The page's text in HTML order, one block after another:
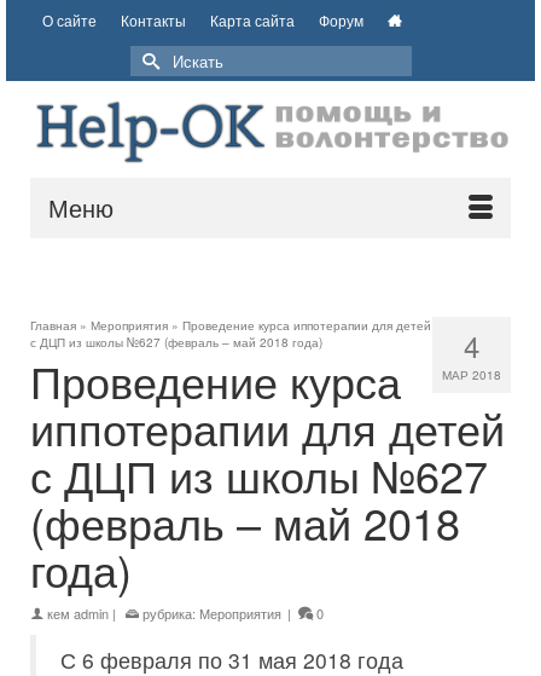
О сайте Контакты Карта сайта Форум
Меню
4
МАР 2018
Главная » Мероприятия » Проведение курса иппотерапии для детей
с ДЦП из школы №627 (февраль – май 2018 года)
Проведение курса
иппотерапии для детей
с ДЦП из школы №627
(февраль – май 2018
года)
кем admin | рубрика: Мероприятия | 0
С 6 февраля по 31 мая 2018 года